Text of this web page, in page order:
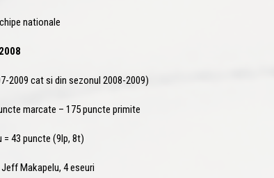
nationale
2009 cat si din sezonul 2008-2009)
marcate – 175 puncte primite
= 43 puncte (9lp, 8t)
Jeff Makapelu, 4 eseuri